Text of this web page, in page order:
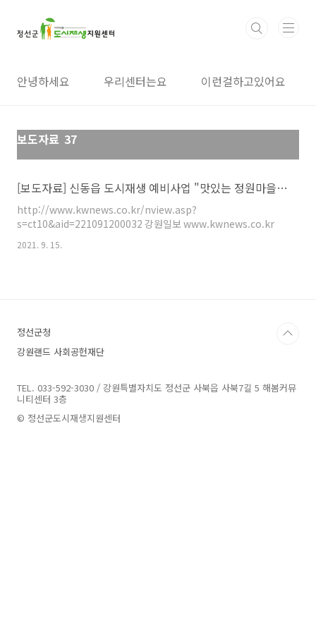
안녕하세요 우리센터는요 이런걸하고있어요
보도자료 37
[보도자료] 신동읍 도시재생 예비사업 "맛있는 정원마을 팜파티"
http://www.kwnews.co.kr/nview.asp?
s=ct10&aid=221091200032 강원일보 www.kwnews.co.kr
2021. 9. 15.
정선군청
강원랜드 사회공헌재단
TEL. 033-592-3030 / 강원특별자치도 정선군 사북읍 사북7길 5 해봄커뮤
니티센터 3층
© 정선군도시재생지원센터